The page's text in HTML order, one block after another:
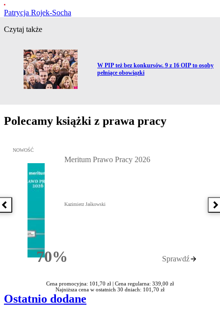
Patrycja Rojek-Socha
Czytaj także
Przejdź do artykułu:
W PIP też bez konkursów. 9 z 16 OIP to osoby
pełniące obowiązki
Polecamy książki z prawa pracy
Poprzednia książka
Przejdź do: Meritum Prawo Pracy 2026, Kazimierz Jaśkowski -
NOWOŚĆ
70%Rabatu
Meritum Prawo Pracy 2026
Kazimierz Jaśkowski
Sprawdź
Cena promocyjna: 101,70 zł | Cena regularna: 339,00 zł
Najniższa cena w ostatnich 30 dniach: 101,70 zł
Ostatnio dodane